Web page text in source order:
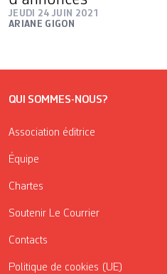
JEUDI 24 JUIN 2021
ARIANE GIGON
QUI SOMMES-NOUS?
Association éditrice
Équipe
Chartes
Soutenir Le Courrier
Contacts
Politique de cookies (UE)